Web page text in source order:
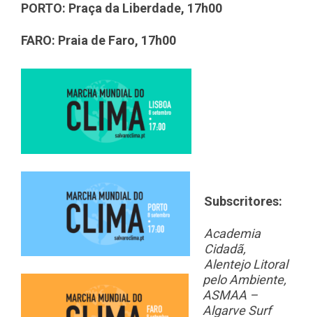
PORTO: Praça da Liberdade, 17h00
FARO: Praia de Faro, 17h00
Subscritores:
Academia
Cidadã,
Alentejo Litoral
pelo Ambiente,
ASMAA –
Algarve Surf